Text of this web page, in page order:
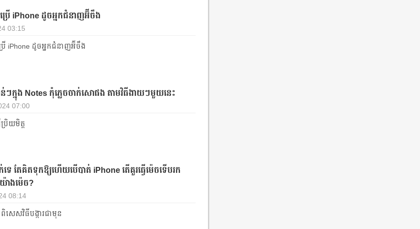
ប្រើ iPhone ដូចអ្នកជំនាញអ៊ីចឹង
03:15
ើ iPhone ដូចអ្នកជំនាញអ៊ីចឹង
ៗក្នុង Notes កុំភ្លេចចាក់សោផង តាមវិធីងាយៗមួយនេះ
07:00
ប្រិយមិត្ត
េ តែគិតទុកឱ្យហើយបើបាត់ iPhone តើគួរធ្វើម៉េចទើបរក
ាងម៉េច?
08:14
សេសវិធីបង្ការជាមុន